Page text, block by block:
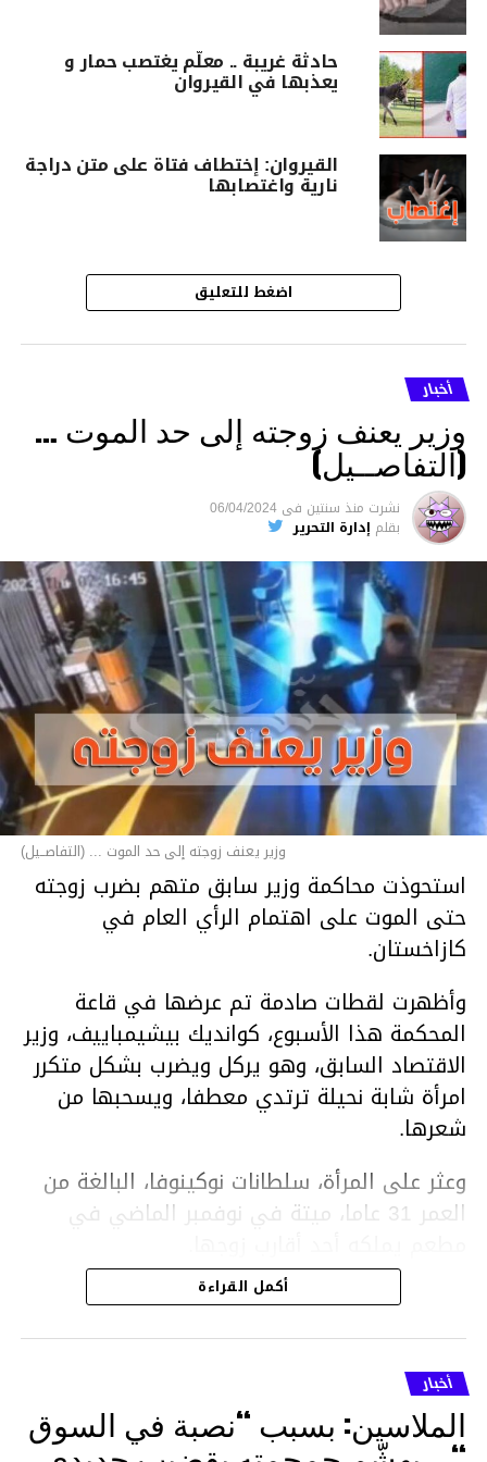
حادثة غريبة .. معلّم يغتصب حمار و
يعذبها في القيروان
القيروان: إختطاف فتاة على متن دراجة
نارية واغتصابها
اضغط للتعليق
أخبار
وزير يعنف زوجته إلى حد الموت …
(التفاصــيل)
نشرت منذ سنتين فى 06/04/2024
بقلم إدارة التحرير
وزير يعنف زوجته إلى حد الموت ... (التفاصــيل)
استحوذت محاكمة وزير سابق متهم بضرب زوجته
حتى الموت على اهتمام الرأي العام في
كازاخستان.
وأظهرت لقطات صادمة تم عرضها في قاعة
المحكمة هذا الأسبوع، كوانديك بيشيمباييف، وزير
الاقتصاد السابق، وهو يركل ويضرب بشكل متكرر
امرأة شابة نحيلة ترتدي معطفا، ويسحبها من
شعرها.
وعثر على المرأة، سلطانات نوكينوفا، البالغة من
العمر 31 عاما، ميتة في نوفمبر الماضي في
ووفقا لتقرير الطبيب الشرعي، توفيت نوكينوفا
متأثرة بصدمة في الدماغ، وكانت إحدى عظام
أنفها مكسورة وكانت هناك كدمات متعددة على
وجهها ورأسها وذراعيها ويديها.
ويواجه بيشيمباييف (43 عاما) اتهامات بالتعذيب
أكمل القراءة
أخبار
الملاسين: بسبب “نصبة في السوق